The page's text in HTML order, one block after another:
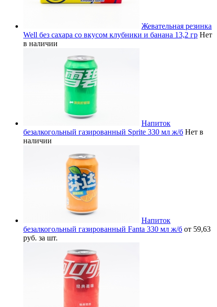
Жевательная резинка
Well без сахара со вкусом клубники и банана 13,2 гр Нет
в наличии
Напиток
безалкогольный газированный Sprite 330 мл ж/б Нет в
наличии
Напиток
безалкогольный газированный Fanta 330 мл ж/б от 59,63
руб. за шт.